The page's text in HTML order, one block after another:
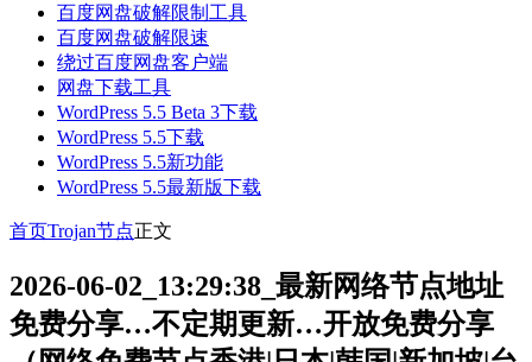
百度网盘破解限制工具
百度网盘破解限速
绕过百度网盘客户端
网盘下载工具
WordPress 5.5 Beta 3下载
WordPress 5.5下载
WordPress 5.5新功能
WordPress 5.5最新版下载
首页Trojan节点正文
2026-06-02_13:29:38_最新网络节点地址
免费分享…不定期更新…开放免费分享